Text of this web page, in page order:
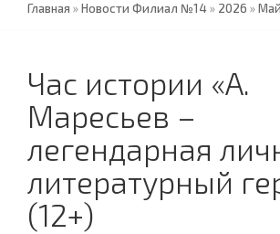
Главная »Новости Филиал №14» 2026 »Май
Час истории «А.
Маресьев –
легендарная
литературный
(12+)